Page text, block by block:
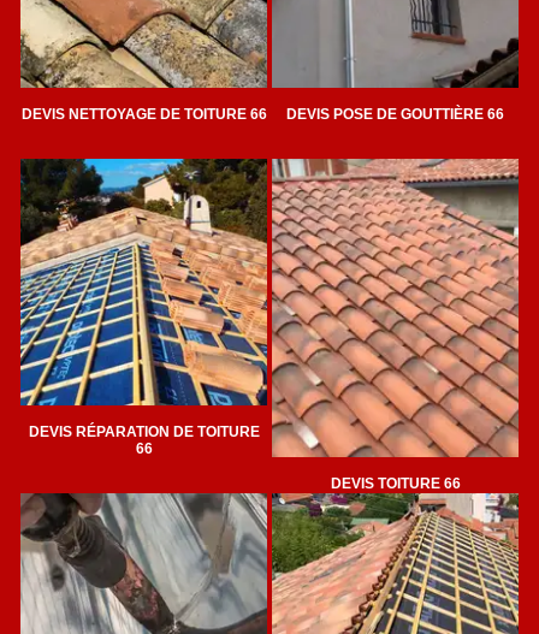
DEVIS NETTOYAGE DE TOITURE 66 DEVIS POSE DE GOUTTIÈRE 66
DEVIS RÉPARATION DE TOITURE
66
DEVIS TOITURE 66